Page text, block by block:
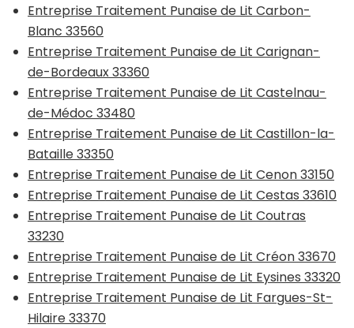
Entreprise Traitement Punaise de Lit Carbon-
Blanc 33560
Entreprise Traitement Punaise de Lit Carignan-
de-Bordeaux 33360
Entreprise Traitement Punaise de Lit Castelnau-
de-Médoc 33480
Entreprise Traitement Punaise de Lit Castillon-la-
Bataille 33350
Entreprise Traitement Punaise de Lit Cenon 33150
Entreprise Traitement Punaise de Lit Cestas 33610
Entreprise Traitement Punaise de Lit Coutras
33230
Entreprise Traitement Punaise de Lit Créon 33670
Entreprise Traitement Punaise de Lit Eysines 33320
Entreprise Traitement Punaise de Lit Fargues-St-
Hilaire 33370